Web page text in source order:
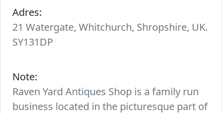
Adres:
21 Watergate, Whitchurch, Shropshire, UK.
SY131DP
Note:
Raven Yard Antiques Shop is a family run
business located in the picturesque part of